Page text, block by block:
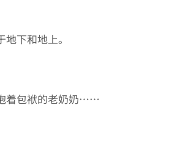
下和地上。
着包袱的老奶奶……